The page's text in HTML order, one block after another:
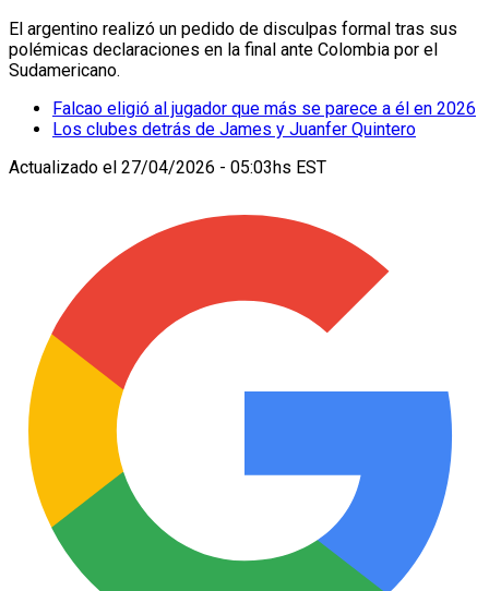
El argentino realizó un pedido de disculpas formal tras sus
polémicas declaraciones en la final ante Colombia por el
Sudamericano.
Falcao eligió al jugador que más se parece a él en 2026
Los clubes detrás de James y Juanfer Quintero
Actualizado el 27/04/2026 - 05:03hs EST